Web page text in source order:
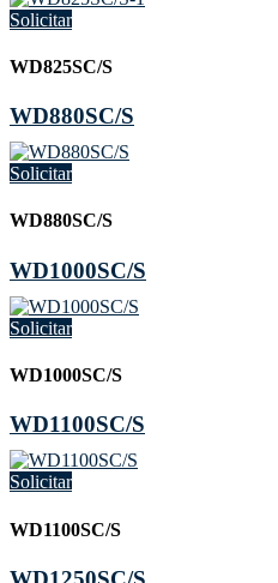
Solicitar
WD825SC/S
WD880SC/S
Solicitar
WD880SC/S
WD1000SC/S
Solicitar
WD1000SC/S
WD1100SC/S
Solicitar
WD1100SC/S